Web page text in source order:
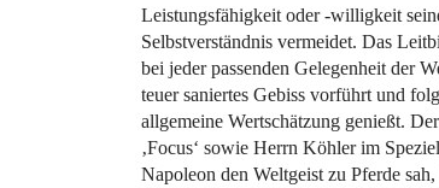
Leistungsfähigkeit oder -willigkeit
Selbstverständnis vermeidet. Das
bei jeder passenden Gelegenheit der
teuer saniertes Gebiss vorführt und
allgemeine Wertschätzung genießt.
‚Focus‘ sowie Herrn Köhler im
Napoleon den Weltgeist zu Pferde